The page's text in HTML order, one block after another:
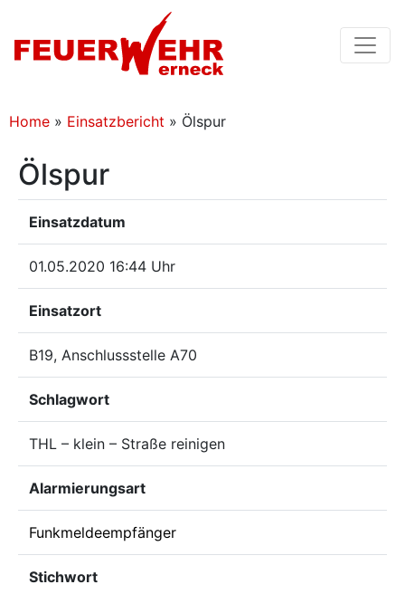
Home » Einsatzbericht » Ölspur
Ölspur
Einsatzdatum
01.05.2020 16:44 Uhr
Einsatzort
B19, Anschlussstelle A70
Schlagwort
THL – klein – Straße reinigen
Alarmierungsart
Funkmeldeempfänger
Stichwort